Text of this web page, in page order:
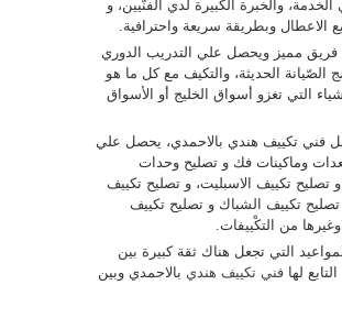
الخدمة، والخبرة الكبيرة لدي الفنّيين، و
الاعطال وبطريقة سريعة واحترافية.
فريق مميز ويحصل علي التدريب الدوري
الصّيانة الحديثة، والتكيف مع كل ما هو
التي تغزو أسواق الخليج أو الأسواق
فني تكييف هندي بالاحمدي، يحصل علي
وماكينات فك و تصليح وحدات
و تصليح تكييف الاسبليت، و تصليح تكييف
تكييف الشباك و تصليح تكييف
من التكْييفات.
التي تجعل هناك ثقة كبيرة بين
لها فني تكييف هندي بالاحمدي وبين